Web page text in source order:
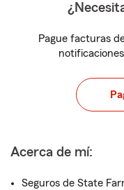
Pague facturas
Acerca de mí:
Seguros de State